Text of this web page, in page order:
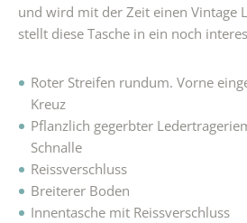
und wird mit der Zeit einen Vintage
stellt diese Tasche in ein noch
Roter Streifen rundum. Vorne
Kreuz
Pflanzlich gegerbter
Schnalle
Reissverschluss
Breiterer Boden
Innentasche mit Reissverschluss